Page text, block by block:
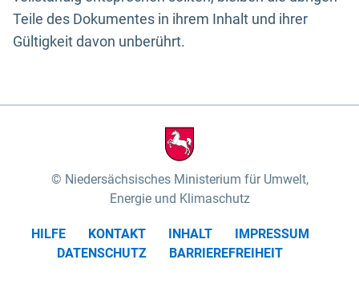
Teile des Dokumentes in ihrem Inhalt und ihrer
Gültigkeit davon unberührt.
Niedersächsisches Ministerium für Umwelt,
Energie und Klimaschutz
HILFE KONTAKT INHALT
IMPRESSUM
DATENSCHUTZ
BARRIEREFREIHEIT